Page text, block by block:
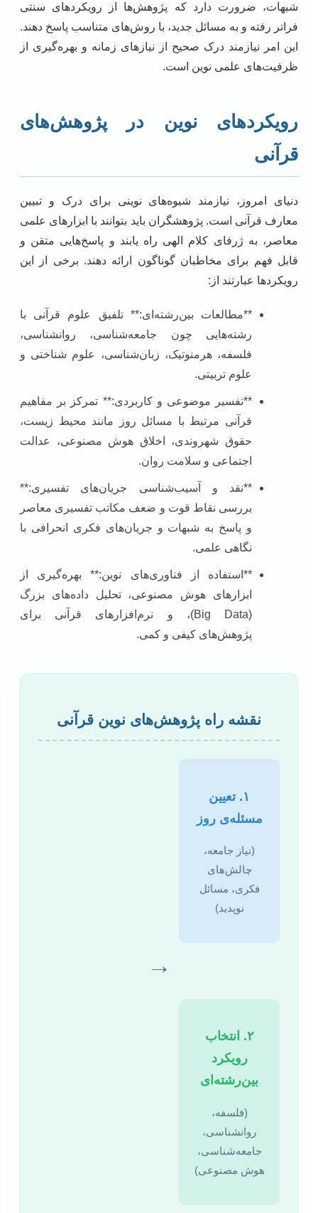
شبهات، ضرورت دارد که پژوهش‌ها از رویکردهای سنتی
فراتر رفته و به مسائل جدید، با روش‌های متناسب پاسخ دهند.
این امر نیازمند درک صحیح از نیازهای زمانه و بهره‌گیری از
ظرفیت‌های علمی نوین است.
رویکردهای نوین در پژوهش‌های
قرآنی
دنیای امروز، نیازمند شیوه‌های نوینی برای درک و تبیین
معارف قرآنی است. پژوهشگران باید بتوانند با ابزارهای علمی
معاصر، به ژرفای کلام الهی راه یابند و پاسخ‌هایی متقن و
قابل فهم برای مخاطبان گوناگون ارائه دهند. برخی از این
رویکردها عبارتند از:
**مطالعات بین‌رشته‌ای:** تلفیق علوم قرآنی با
رشته‌هایی چون جامعه‌شناسی، روانشناسی،
فلسفه، هرمنوتیک، زبان‌شناسی، علوم شناختی و
علوم تربیتی.
**تفسیر موضوعی و کاربردی:** تمرکز بر مفاهیم
قرآنی مرتبط با مسائل روز مانند محیط زیست،
حقوق شهروندی، اخلاق هوش مصنوعی، عدالت
اجتماعی و سلامت روان.
**نقد و آسیب‌شناسی جریان‌های تفسیری:**
بررسی نقاط قوت و ضعف مکاتب تفسیری معاصر
و پاسخ به شبهات و جریان‌های فکری انحرافی با
نگاهی علمی.
**استفاده از فناوری‌های نوین:** بهره‌گیری از
ابزارهای هوش مصنوعی، تحلیل داده‌های بزرگ
(Big Data)، و نرم‌افزارهای قرآنی برای
پژوهش‌های کیفی و کمی.
نقشه راه پژوهش‌های نوین قرآنی
۱. تعیین
مسئله‌ی روز
(نیاز جامعه،
چالش‌های
فکری، مسائل
نوپدید)
→
۲. انتخاب
رویکرد
بین‌رشته‌ای
(فلسفه،
روانشناسی،
جامعه‌شناسی،
هوش مصنوعی)